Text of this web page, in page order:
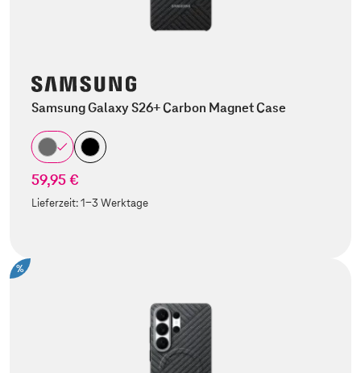
Samsung Galaxy S26+ Carbon Magnet Case
59,95 €
Lieferzeit:1-3 Werktage
%